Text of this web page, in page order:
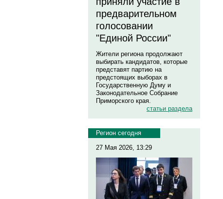
предварительном
голосовании
"Единой России"
Жители региона продолжают
выбирать кандидатов, которые
представят партию на
предстоящих выборах в
Государственную Думу и
Законодательное Собрание
Приморского края.
статьи раздела
Регион сегодня
27 Мая 2026, 13:29